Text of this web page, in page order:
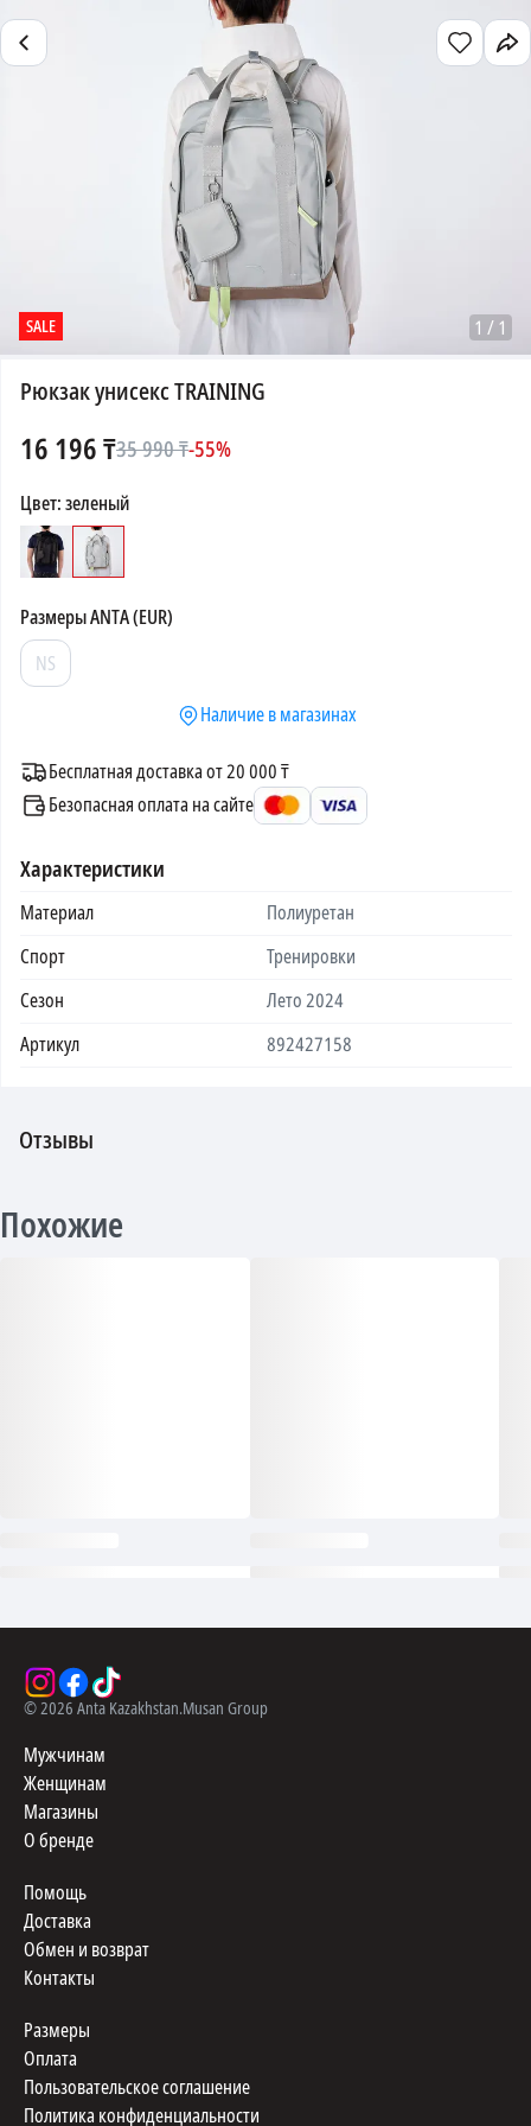
SALE 1 /1
Рюкзак унисекс TRAINING
16 196₸35 990₸-55%
Цвет:зеленый
РазмерыANTA (EUR)
NS
Наличие в магазинах
Бесплатная доставка от 20 000 ₸
Безопасная оплата на сайте
Характеристики
Материал
Полиуретан
Спорт
Тренировки
Сезон
Лето 2024
Артикул
892427158
Отзывы
Похожие
©2026 Anta Kazakhstan.Musan Group
Мужчинам
Женщинам
Магазины
О бренде
Помощь
Доставка
Обмен и возврат
Контакты
Размеры
Оплата
Пользовательское соглашение
Политика конфиденциальности